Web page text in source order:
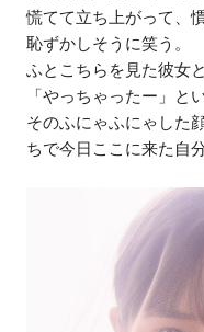
慌てて立ち上がって、
恥ずかしそうに笑う。
ふとこちらを見た彼女
「やっちゃったー」と
そのふにゃふにゃした
ちで今日ここに来た自